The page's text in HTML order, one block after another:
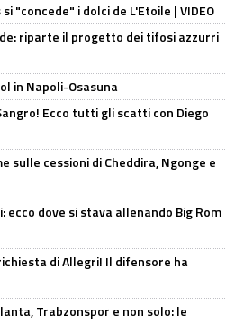
"concede" i dolci de L'Etoile | VIDEO
riparte il progetto dei tifosi azzurri
in Napoli-Osasuna
Ecco tutti gli scatti con Diego
sulle cessioni di Cheddira, Ngonge e
dove si stava allenando Big Rom
di Allegri! Il difensore ha
Trabzonspor e non solo: le